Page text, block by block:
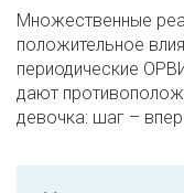
Множественные
положительное
периодические
дают
девочка: шаг –